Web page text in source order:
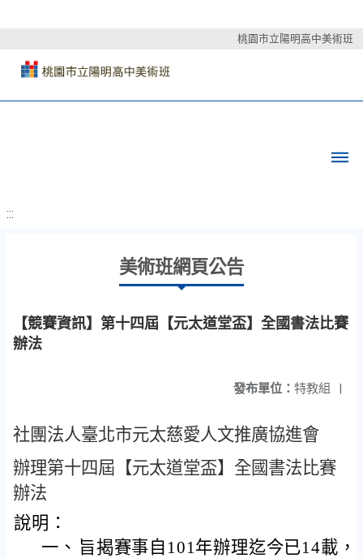
桃園市立陽明高中美術班
:::
美術班網頁公告
【競賽資訊】第十四屆【元太道堂盃】全國書法比賽
辦法
發布單位： 特教組 |
社團法人臺北市元太慈愛人文推廣協進會
辦理第十四屆【元太道堂盃】全國書法比賽
辦法
說明：
一、 旨揭賽事自101年辦理迄今已14載